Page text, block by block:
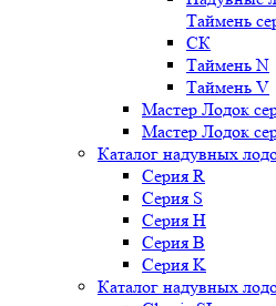
Таймень
СК
Таймень N
Таймень V
Мастер Лодок
Мастер Лодок
Каталог надувных
Серия R
Серия S
Серия H
Серия B
Серия K
Каталог надувных